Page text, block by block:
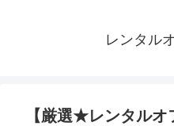
レンタル
【厳選★レンタル